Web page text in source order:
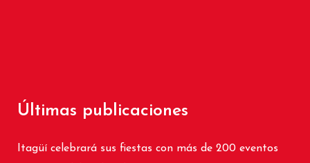
Últimas publicaciones
Itagüí celebrará sus fiestas con más de 200 eventos